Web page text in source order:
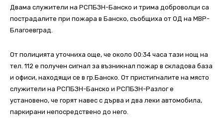
Двама служители на РСПБЗН-Банско и трима доброволци са
пострадалите при пожара в Банско, съобщиха от ОД на МВР-
Благоевград.
От полицията уточниха още, че около 00:34 часа тази нощ на
тел. 112 е получен сигнал за възникнал пожар в складова база
и офиси, находящи се в гр.Банско. От пристигналите на място
служители на РСПБЗН-Банско и РСПБЗН-Разлог е
установено, че горят навес с дърва и два леки автомобила,
паркирани непосредствено до него.